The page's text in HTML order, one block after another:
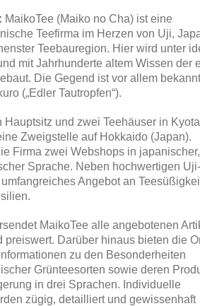
MaikoTee (Maiko no Cha) ist eine
Teefirma im Herzen von Uji,
Teebauregion. Hier wird unter
mit Jahrhunderte altem Wissen der
Die Gegend ist vor allem
(„Edler Tautropfen“).
Hauptsitz und zwei Teehäuser in
Zweigstelle auf Hokkaido (Japan).
Firma zwei Webshops in japanischer,
Sprache. Neben hochwertigen Uji-
Angebot an
MaikoTee alle angebotenen
preiswert. Darüber hinaus bieten die
zu den Besonderheiten
Grünteesorten sowie deren
in drei Sprachen. Individuelle
zügig, detailliert und gewissenhaft